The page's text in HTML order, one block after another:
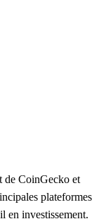
de CoinGecko et
plateformes
en investissement.